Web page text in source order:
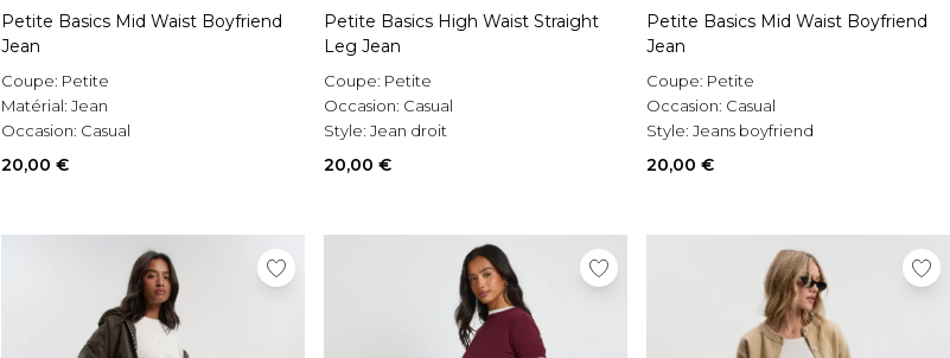
Petite Basics Mid Waist Boyfriend
Jean
Coupe: Petite
Matérial: Jean
Occasion: Casual
20,00 €
Petite Basics High Waist Straight
Leg Jean
Coupe: Petite
Occasion: Casual
Style: Jean droit
20,00 €
Petite Basics Mid Waist Boyfriend
Jean
Coupe: Petite
Occasion: Casual
Style: Jeans boyfriend
20,00 €